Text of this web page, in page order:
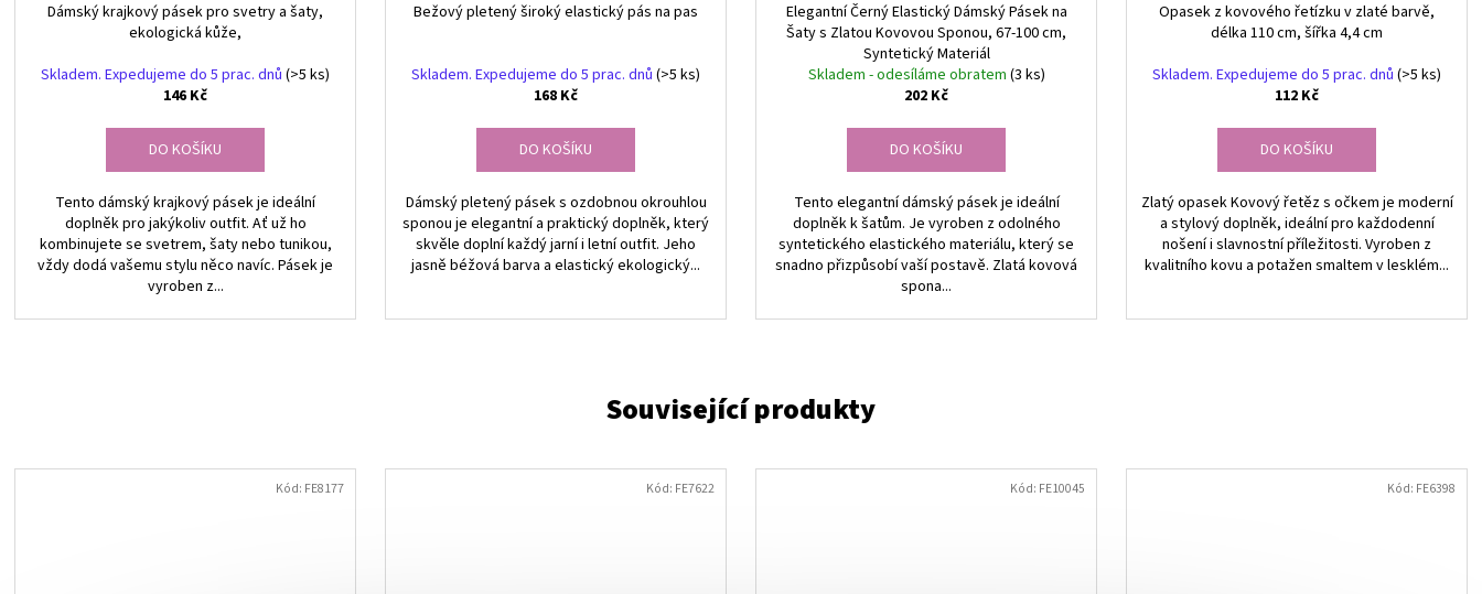
Dámský krajkový pásek pro svetry a šaty,
ekologická kůže,
Skladem. Expedujeme do 5 prac. dnů (>5 ks)
146 Kč
DO KOŠÍKU
Tento dámský krajkový pásek je ideální
doplněk pro jakýkoliv outfit. Ať už ho
kombinujete se svetrem, šaty nebo tunikou,
vždy dodá vašemu stylu něco navíc. Pásek je
vyroben z...
Bežový pletený široký elastický pás na pas
Skladem. Expedujeme do 5 prac. dnů (>5 ks)
168 Kč
DO KOŠÍKU
Dámský pletený pásek s ozdobnou okrouhlou
sponou je elegantní a praktický doplněk, který
skvěle doplní každý jarní i letní outfit. Jeho
jasně béžová barva a elastický ekologický...
Elegantní Černý Elastický Dámský Pásek na
Šaty s Zlatou Kovovou Sponou, 67-100 cm,
Syntetický Materiál
Skladem - odesíláme obratem (3 ks)
202 Kč
DO KOŠÍKU
Tento elegantní dámský pásek je ideální
doplněk k šatům. Je vyroben z odolného
syntetického elastického materiálu, který se
snadno přizpůsobí vaší postavě. Zlatá kovová
spona...
Opasek z kovového řetízku v zlaté barvě,
délka 110 cm, šířka 4,4 cm
Skladem. Expedujeme do 5 prac. dnů (>5 ks)
112 Kč
DO KOŠÍKU
Zlatý opasek Kovový řetěz s očkem je moderní
a stylový doplněk, ideální pro každodenní
nošení i slavnostní příležitosti. Vyroben z
kvalitního kovu a potažen smaltem v lesklém...
Kód: FE8177 Kód: FE7622 Kód: FE10045 Kód: FE6398